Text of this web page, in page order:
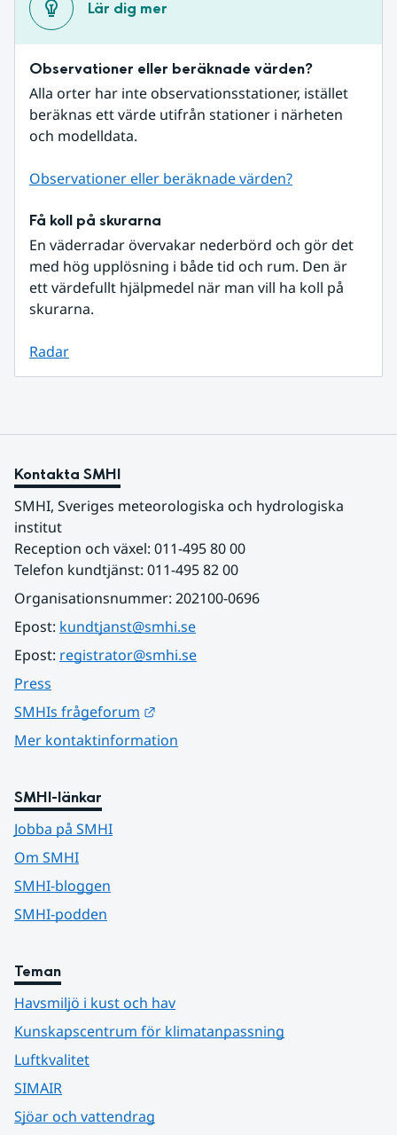
Lär dig mer
Observationer eller beräknade värden?
Alla orter har inte observationsstationer, istället
beräknas ett värde utifrån stationer i närheten
och modelldata.
Observationer eller beräknade värden?
Få koll på skurarna
En väderradar övervakar nederbörd och gör det
med hög upplösning i både tid och rum. Den är
ett värdefullt hjälpmedel när man vill ha koll på
skurarna.
Radar
Kontakta SMHI
SMHI, Sveriges meteorologiska och hydrologiska
institut
Reception och växel: 011-495 80 00
Telefon kundtjänst: 011-495 82 00
Organisationsnummer: 202100-0696
Epost: kundtjanst@smhi.se
Epost: registrator@smhi.se
Press
SMHIs frågeforum
Mer kontaktinformation
SMHI-länkar
Jobba på SMHI
Om SMHI
SMHI-bloggen
SMHI-podden
Teman
Havsmiljö i kust och hav
Kunskapscentrum för klimatanpassning
Luftkvalitet
SIMAIR
Sjöar och vattendrag